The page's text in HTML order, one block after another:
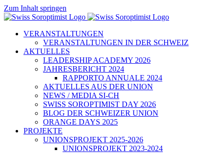
Zum Inhalt springen
VERANSTALTUNGEN
VERANSTALTUNGEN IN DER SCHWEIZ
AKTUELLES
LEADERSHIP ACADEMY 2026
JAHRESBERICHT 2024
RAPPORTO ANNUALE 2024
AKTUELLES AUS DER UNION
NEWS / MEDIA SI-CH
SWISS SOROPTIMIST DAY 2026
BLOG DER SCHWEIZER UNION
ORANGE DAYS 2025
PROJEKTE
UNIONSPROJEKT 2025-2026
UNIONSPROJEKT 2023-2024